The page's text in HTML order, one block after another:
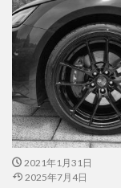
2021年1月31日
2025年7月4日